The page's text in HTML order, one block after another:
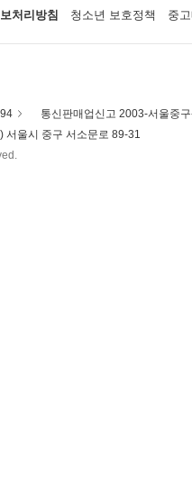
처리방침 청소년 보호정책 중
통신판매업신고 2003-서울중
서울시 중구 서소문로 89-31